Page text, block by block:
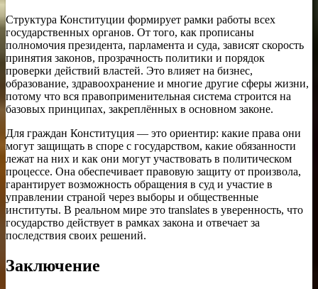
Структура Конституции формирует рамки работы всех
государственных органов. От того, как прописаны
полномочия президента, парламента и суда, зависят скорость
принятия законов, прозрачность политики и порядок
проверки действий властей. Это влияет на бизнес,
образование, здравоохранение и многие другие сферы жизни,
потому что вся правоприменительная система строится на
базовых принципах, закреплённых в основном законе.
Для граждан Конституция — это ориентир: какие права они
могут защищать в споре с государством, какие обязанности
лежат на них и как они могут участвовать в политическом
процессе. Она обеспечивает правовую защиту от произвола,
гарантирует возможность обращения в суд и участие в
управлении страной через выборы и общественные
институты. В реальном мире это translates в уверенность, что
государство действует в рамках закона и отвечает за
последствия своих решений.
Заключение